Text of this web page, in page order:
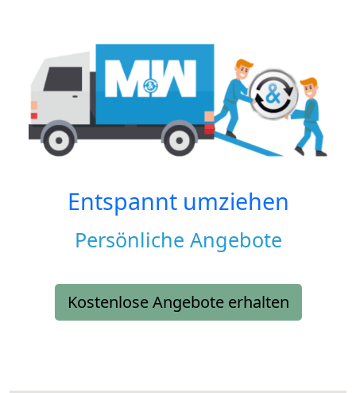
Entspannt umziehen
Persönliche Angebote
Kostenlose Angebote erhalten